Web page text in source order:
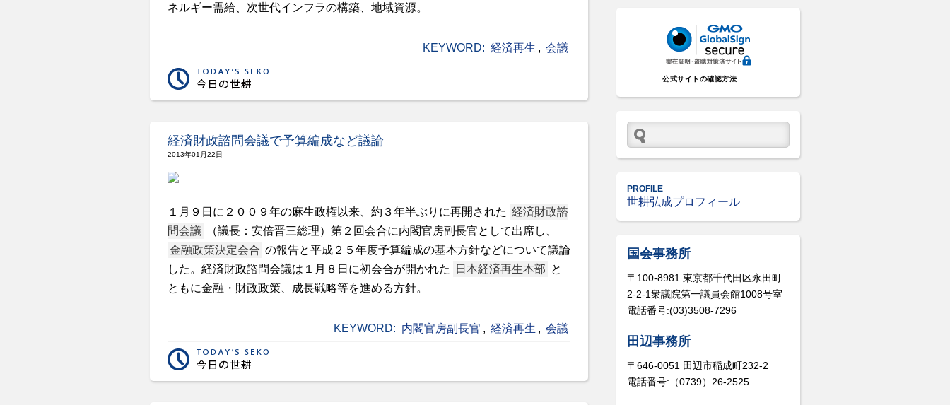
ネルギー需給、次世代インフラの構築、地域資源。
KEYWORD: 経済再生 , 会議
経済財政諮問会議で予算編成など議論
2013年01月22日
１月９日に２００９年の麻生政権以来、約３年半ぶりに再開された 経済財政諮
問会議
（議長：安倍晋三総理）第２回会合に内閣官房副長官として出席し、
金融政策決定会合 の報告と平成２５年度予算編成の基本方針などについて議論
した。経済財政諮問会議は１月８日に初会合が開かれた
日本経済再生本部 と
ともに金融・財政政策、成長戦略等を進める方針。
KEYWORD: 内閣官房副長官 , 経済再生 , 会議
公式サイトの確認方法
PROFILE
世耕弘成プロフィール
国会事務所
〒100-8981 東京都千代田区永田町
2-2-1衆議院第一議員会館1008号室
電話番号:(03)3508-7296
田辺事務所
〒646-0051 田辺市稲成町232-2
電話番号:（0739）26-2525